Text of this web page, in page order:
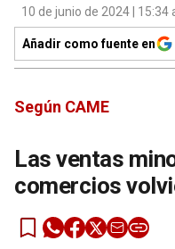
10 de junio de 2024 |
Añadir como fuente en
Según CAME
Las ventas
comercios